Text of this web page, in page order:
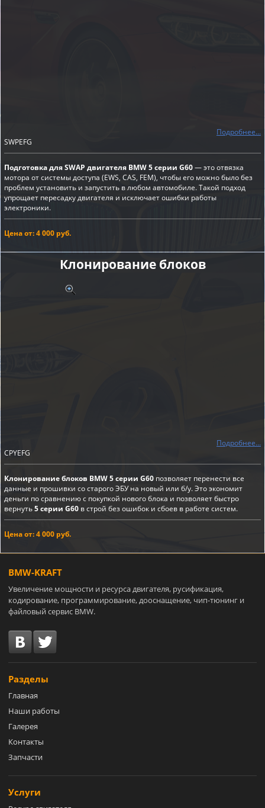
Подробнее...
SWPEFG
Подготовка для SWAP двигателя BMW 5 серии G60— это отвязка
мотора от системы доступа (EWS, CAS, FEM), чтобы его можно было без
проблем установить и запустить в любом автомобиле. Такой подход
упрощает пересадку двигателя и исключает ошибки работы
электроники.
Цена от: 4 000 руб.
Клонирование блоков
Подробнее...
CPYEFG
Клонирование блоков BMW 5 серии G60 позволяет перенести все
данные и прошивки со старого ЭБУ на новый или б/у. Это экономит
деньги по сравнению с покупкой нового блока и позволяет быстро
вернуть5 серии G60 в строй без ошибок и сбоев в работе систем.
Цена от: 4 000 руб.
BMW-KRAFT
Увеличение мощности и ресурса двигателя, русификация,
кодирование, программирование, дооснащение, чип-тюнинг и
файловый сервис BMW.
Разделы
Главная
Наши работы
Галерея
Контакты
Запчасти
Услуги